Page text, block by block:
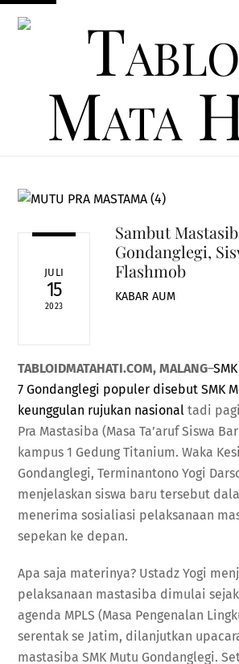
Skip
JULI
15
2023
Sambut
Gondanglegi,
Flashmob
KABAR AUM
TABLOIDMATAHATI.COM, MALANG–
7 Gondanglegi populer disebut SMK
keunggulan rujukan nasionaltadi
Pra Mastasiba (Masa Ta’aruf Siswa
kampus 1 Gedung Titanium. Waka
Gondanglegi, Terminantono Yogi
menjelaskan siswa baru tersebut
menerima sosialiasi pelaksanaan
sepekan ke depan.
Apa saja materinya? Ustadz Yogi
pelaksanaan mastasiba dimulai sejak
agenda MPLS (Masa Pengenalan
serentak se Jatim, dilanjutkan
mastasiba SMK Mutu Gondanglegi.